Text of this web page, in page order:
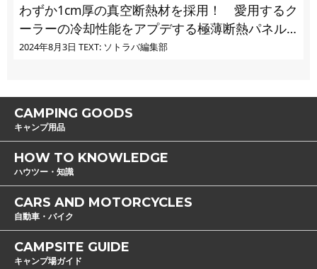
わずか1cm厚の真空断熱材を採用！ 愛用するク
ーラーの冷却性能をアプデする極薄断熱パネル
の実力とは
2024年8月3日 TEXT: ソトラバ編集部
CAMPING GOODS
キャンプ用品
HOW TO KNOWLEDGE
ハウツー・知識
CARS AND MOTORCYCLES
自動車・バイク
CAMPSITE GUIDE
キャンプ場ガイド